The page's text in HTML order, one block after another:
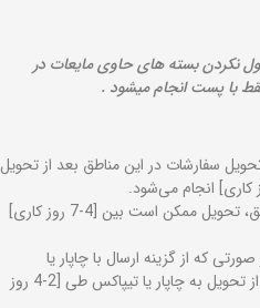
نکردن بسته های حاوی مایعات در
با پست انجام میشود .
سفارشات در این مناطق بعد از تحویل
: برای این مناطق، تحویل ممکن است بین [4-7 روز کاری]
که از گزینه ارسال با چاپار یا
تیپاکس استفاده کنید، سفارش شما بعد از تحویل به چاپار یا تیپاکس طی [2-4 روز